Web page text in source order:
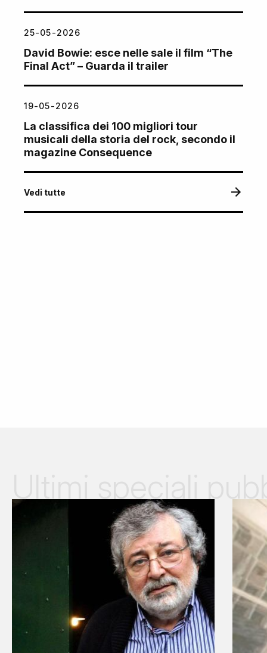
25-05-2026
David Bowie: esce nelle sale il film “The
Final Act” – Guarda il trailer
19-05-2026
La classifica dei 100 migliori tour
musicali della storia del rock, secondo il
magazine Consequence
Vedi tutte